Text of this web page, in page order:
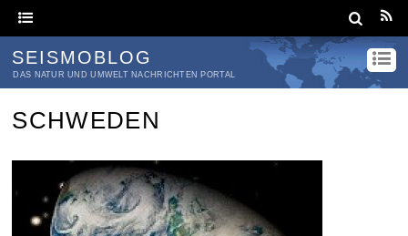
SEISMOBLOG
DAS NATUR UND UMWELT NACHRICHTEN PORTAL
SCHWEDEN